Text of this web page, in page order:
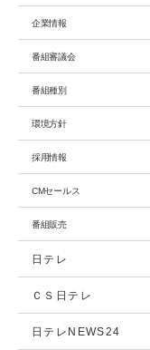
企業情報
番組審議会
番組種別
環境方針
採用情報
CMセールス
番組販売
日テレ
ＣＳ日テレ
日テレNEWS24